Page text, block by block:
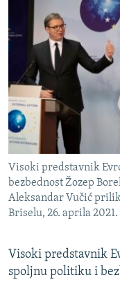
RSE PRIČE IZ SVIJETA
ISPRIČAJ MI
DNEVNO@RSE
SPECIJALI RSE
VIŠE OD NASLOVA
GENOCID U SREBRENICI
POPLAVE I KLIZIŠTA U
TV LIBERTY
MOJA EVROPA
TRI DECENIJE OD RATA
PRATITE NAS
Sve RFE/RL
Visoki predstavnik
bezbednost Žozep
Aleksandar Vučić
Briselu, 26. aprila 2021.
Visoki predstavnik
spoljnu politiku i